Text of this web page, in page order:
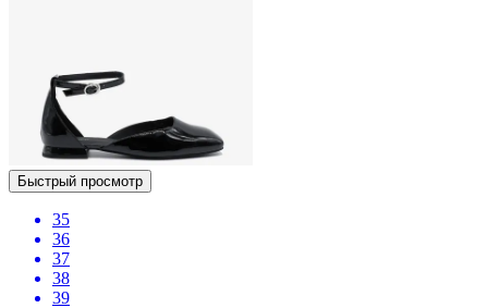
Быстрый просмотр
35
36
37
38
39